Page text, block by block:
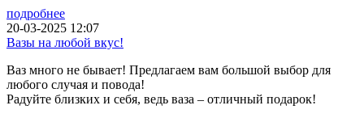
подробнее
20-03-2025 12:07
Вазы на любой вкус!
Ваз много не бывает! Предлагаем вам большой выбор для
любого случая и повода!
Радуйте близких и себя, ведь ваза – отличный подарок!